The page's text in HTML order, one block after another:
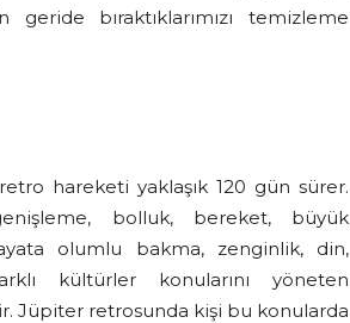
geride bıraktıklarımızı temizleme
hareketi yaklaşık 120 gün sürer.
bolluk, bereket, büyük
olumlu bakma, zenginlik, din,
kültürler konularını yöneten
Jüpiter retrosunda kişi bu konularda